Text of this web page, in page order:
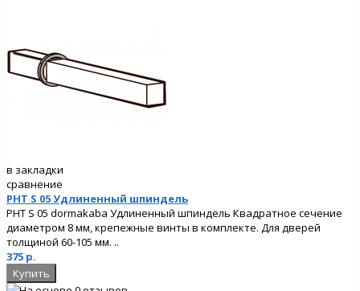
в закладки
сравнение
PHT S 05 Удлиненный шпиндель
PHT S 05 dormakaba Удлиненный шпиндель Квадратное сечение
диаметром 8 мм, крепежные винты в комплекте. Для дверей
толщиной 60-105 мм. ..
375 р.